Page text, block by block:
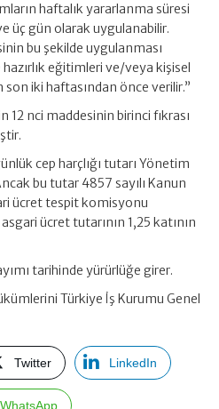
haftalık yararlanma süresi
üç gün olarak uygulanabilir.
bu şekilde uygulanması
eğitimleri ve/veya kişisel
iki haftasından önce verilir.”
12 nci maddesinin birinci fıkrası
cep harçlığı tutarı Yönetim
bu tutar 4857 sayılı Kanun
ücret tespit komisyonu
ücret tutarının 1,25 katının
tarihinde yürürlüğe girer.
Türkiye İş Kurumu Genel
Twitter LinkedIn
WhatsApp